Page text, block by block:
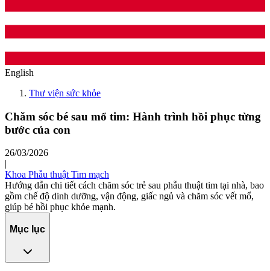
English
Thư viện sức khỏe
Chăm sóc bé sau mổ tim: Hành trình hồi phục từng
bước của con
26/03/2026
|
Khoa Phẫu thuật Tim mạch
Hướng dẫn chi tiết cách chăm sóc trẻ sau phẫu thuật tim tại nhà, bao
gồm chế độ dinh dưỡng, vận động, giấc ngủ và chăm sóc vết mổ,
giúp bé hồi phục khỏe mạnh.
Mục lục